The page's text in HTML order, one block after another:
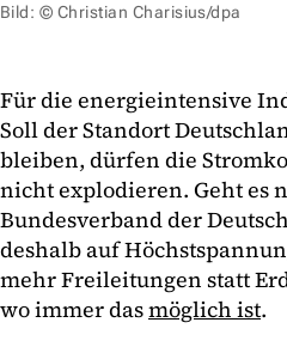
Bild: © Christian Charisius/dpa
Für die energieintensive
Soll der Standort
bleiben, dürfen die
nicht explodieren. Geht es
Bundesverband der
deshalb auf
mehr Freileitungen statt
wo immer dasmöglich ist.